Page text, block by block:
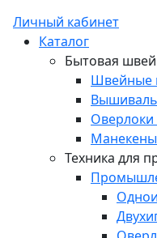
Личный кабинет
Каталог
Бытовая
Швейные
Манекены
Техника для